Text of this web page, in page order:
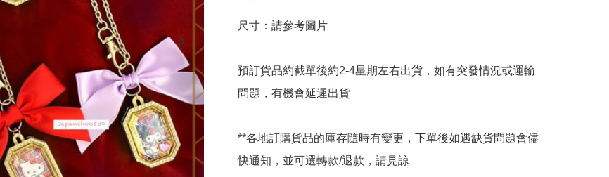
尺寸：請參考圖片
預訂貨品約截單後約2-4星期左右出貨，如有突發情況或運輸
問題，有機會延遲出貨
**各地訂購貨品的庫存隨時有變更，下單後如遇缺貨問題會儘
快通知，並可選轉款/退款，請見諒